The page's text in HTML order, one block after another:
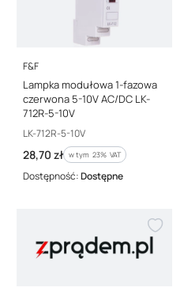
PRODUCENT
F&F
Lampka modułowa 1-fazowa
czerwona 5-10V AC/DC LK-
712R-5-10V
Kod producenta
LK-712R-5-10V
Cena brutto
28,70 zł w tym %s VAT
w tym 23% VAT
Dostępność:Dostępne